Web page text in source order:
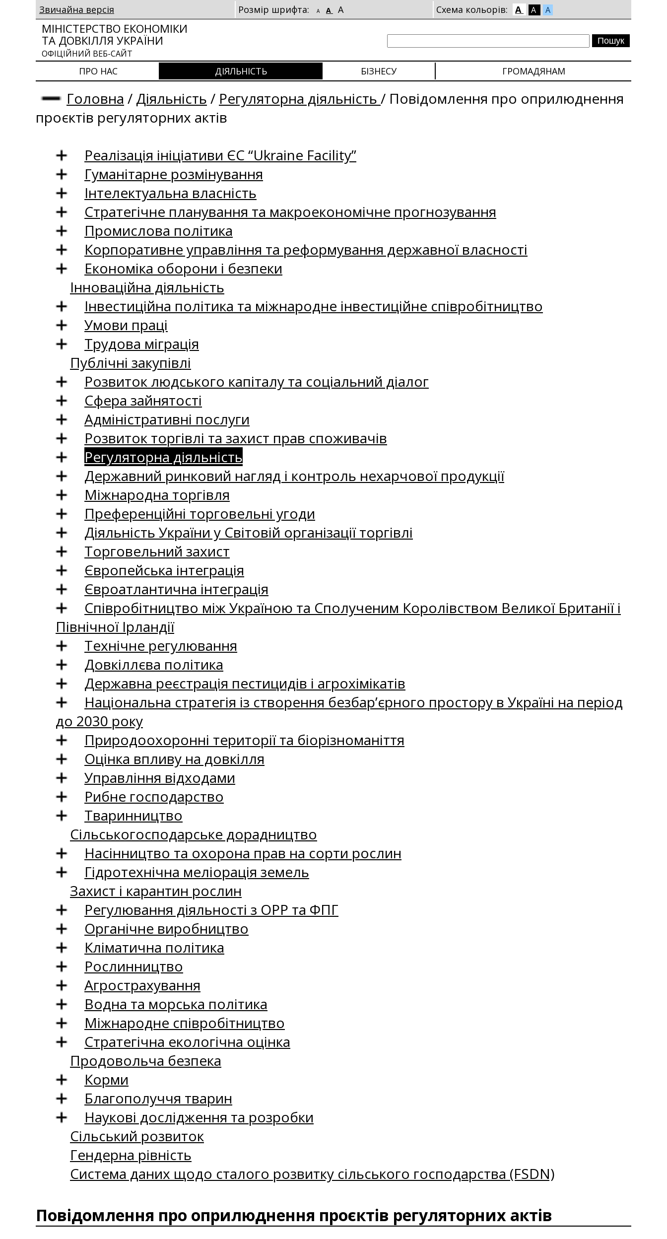
Звичайна версія Розмір шрифта: A A A Схема кольорів: A A A
МІНІСТЕРСТВО ЕКОНОМІКИ
ТА ДОВКІЛЛЯ УКРАЇНИ
ОФІЦІЙНИЙ ВЕБ-САЙТ
ПРО НАС ДІЯЛЬНІСТЬ БІЗНЕСУ ГРОМАДЯНАМ
Головна / Діяльність / Регуляторна діяльність / Повідомлення про оприлюднення
проєктів регуляторних актів
Реалізація ініціативи ЄС “Ukraine Facility”
Гуманітарне розмінування
Інтелектуальна власність
Стратегічне планування та макроекономічне прогнозування
Промислова політика
Корпоративне управління та реформування державної власності
Економіка оборони і безпеки
Інноваційна діяльність
Інвестиційна політика та міжнародне інвестиційне співробітництво
Умови праці
Трудова міграція
Публічні закупівлі
Розвиток людського капіталу та соціальний діалог
Сфера зайнятості
Адміністративні послуги
Розвиток торгівлі та захист прав споживачів
Регуляторна діяльність
Державний ринковий нагляд і контроль нехарчової продукції
Міжнародна торгівля
Преференційні торговельні угоди
Діяльність України у Світовій організації торгівлі
Торговельний захист
Європейська інтеграція
Євроатлантична інтеграція
Співробітництво між Україною та Сполученим Королівством Великої Британії і
Північної Ірландії
Технічне регулювання
Довкіллєва політика
Державна реєстрація пестицидів і агрохімікатів
Національна стратегія із створення безбар’єрного простору в Україні на період
до 2030 року
Природоохоронні території та біорізноманіття
Оцінка впливу на довкілля
Управління відходами
Рибне господарство
Тваринництво
Сільськогосподарське дорадництво
Насінництво та охорона прав на сорти рослин
Гідротехнічна меліорація земель
Захист і карантин рослин
Регулювання діяльності з ОРР та ФПГ
Органічне виробництво
Кліматична політика
Рослинництво
Агрострахування
Водна та морська політика
Міжнародне співробітництво
Стратегічна екологічна оцінка
Продовольча безпека
Корми
Благополуччя тварин
Наукові дослідження та розробки
Сільський розвиток
Гендерна рівність
Система даних щодо сталого розвитку сільського господарства (FSDN)
Повідомлення про оприлюднення проєктів регуляторних актів